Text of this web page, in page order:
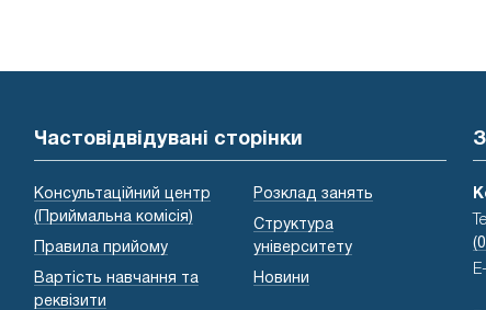
Частовідвідувані сторінки
Консультаційний центр
(Приймальна комісія)
Правила прийому
Вартість навчання та
реквізити
Розклад занять
Структура
університету
Новини